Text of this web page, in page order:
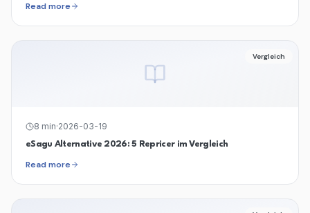
Read more
Vergleich
8 min·2026-03-19
eSagu Alternative 2026: 5 Repricer im Vergleich
Read more